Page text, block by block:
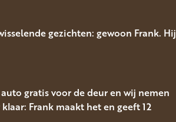
gezichten: gewoon Frank. Hij
gratis voor de deur en wij nemen
Frank maakt het en geeft 12